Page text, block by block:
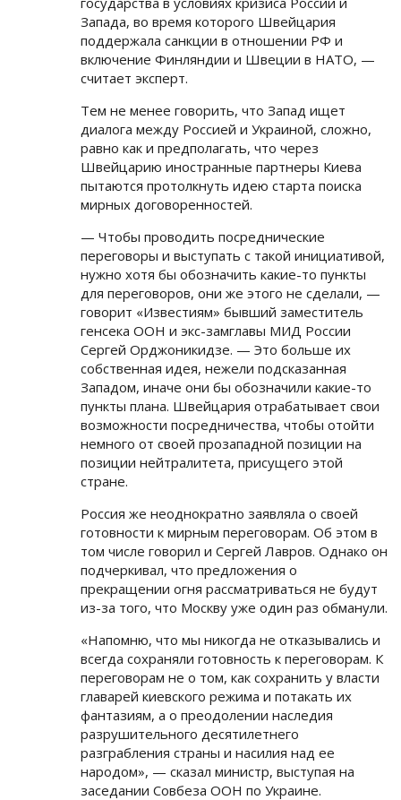
Запада, во время которого Швейцария
поддержала санкции в отношении РФ и
включение Финляндии и Швеции в НАТО, —
считает эксперт.
Тем не менее говорить, что Запад ищет
диалога между Россией и Украиной, сложно,
равно как и предполагать, что через
Швейцарию иностранные партнеры Киева
пытаются протолкнуть идею старта поиска
мирных договоренностей.
— Чтобы проводить посреднические
переговоры и выступать с такой инициативой,
нужно хотя бы обозначить какие-то пункты
для переговоров, они же этого не сделали, —
говорит «Известиям» бывший заместитель
генсека ООН и экс-замглавы МИД России
Сергей Орджоникидзе. — Это больше их
собственная идея, нежели подсказанная
Западом, иначе они бы обозначили какие-то
пункты плана. Швейцария отрабатывает свои
возможности посредничества, чтобы отойти
немного от своей прозападной позиции на
позиции нейтралитета, присущего этой
стране.
Россия же неоднократно заявляла о своей
готовности к мирным переговорам. Об этом в
том числе говорил и Сергей Лавров. Однако он
подчеркивал, что предложения о
прекращении огня рассматриваться не будут
из-за того, что Москву уже один раз обманули.
«Напомню, что мы никогда не отказывались и
всегда сохраняли готовность к переговорам. К
переговорам не о том, как сохранить у власти
главарей киевского режима и потакать их
фантазиям, а о преодолении наследия
разрушительного десятилетнего
разграбления страны и насилия над ее
народом», — сказал министр, выступая на
заседании Совбеза ООН по Украине.